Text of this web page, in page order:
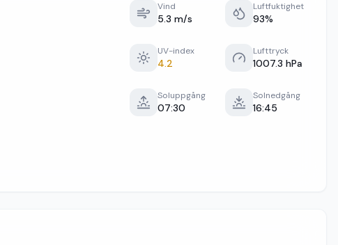
Vind
5.3 m/s
Luftfuktighet
93%
UV-index
4.2
Lufttryck
1007.3 hPa
Soluppgång
07:30
Solnedgång
16:45